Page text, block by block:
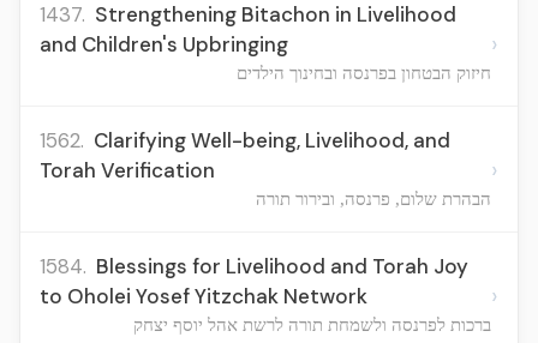
1437. Strengthening Bitachon in Livelihood
and Children's Upbringing
חיזוק הבטחון בפרנסה ובחינוך הילדים
›
1562. Clarifying Well-being, Livelihood, and
Torah Verification
הבהרת שלום, פרנסה, ובירור תורה
›
1584. Blessings for Livelihood and Torah Joy
to Oholei Yosef Yitzchak Network
ברכות לפרנסה ולשמחת תורה לרשת אהל יוסף יצחק
›